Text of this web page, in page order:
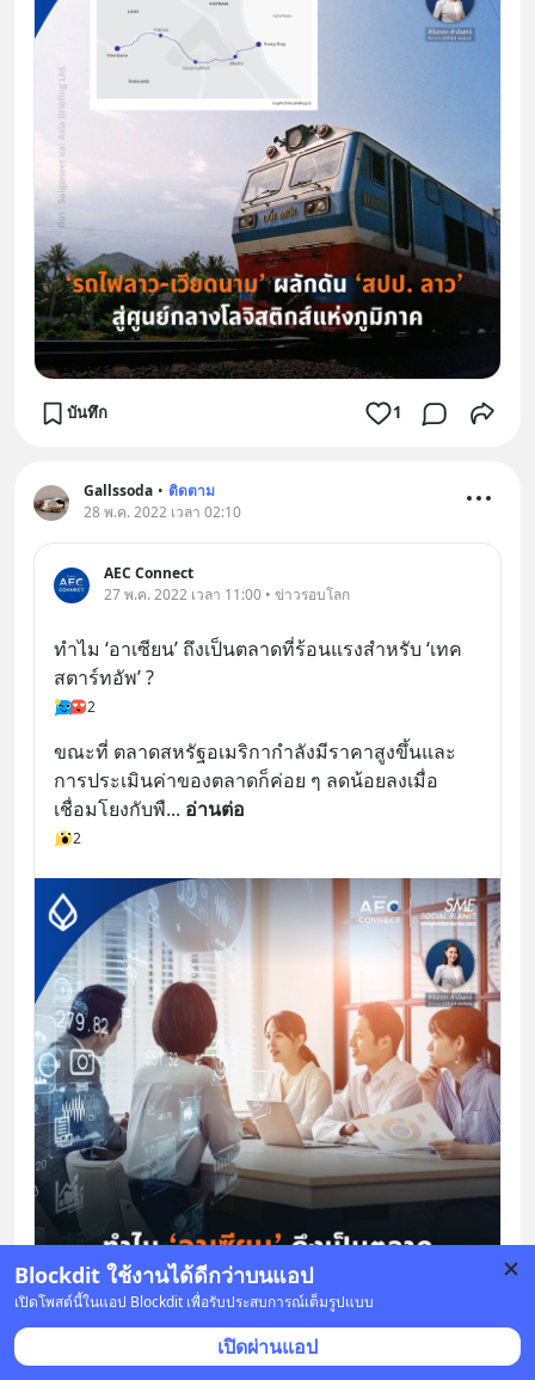
Blockdit ใช้งานได้ดีกว่าบนแอป
เปิดโพสต์นี้ในแอป Blockdit เพื่อรับประสบการณ์เต็มรูปแบบ
เปิดผ่านแอป
บันทึก 1
Gallssoda • ติดตาม
28 พ.ค. 2022 เวลา 02:10
AEC Connect
27 พ.ค. 2022 เวลา 11:00 • ข่าวรอบโลก
ทำไม ‘อาเซียน’ ถึงเป็นตลาดที่ร้อนแรงสำหรับ ‘เทค
สตาร์ทอัพ’ ?
2
ขณะที่ ตลาดสหรัฐอเมริกากำลังมีราคาสูงขึ้นและ
การประเมินค่าของตลาดก็ค่อย ๆ ลดน้อยลงเมื่อ
เชื่อมโยงกับพื... อ่านต่อ
2